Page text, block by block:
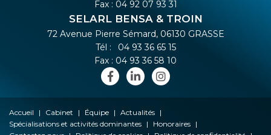
Fax : 04 92 07 93 31
SELARL BENSA & TROIN
72 Avenue Pierre Sémard, 06130 GRASSE
Tél :
04 93 36 65 15
Fax : 04 93 36 58 10
Accueil Cabinet Équipe
Actualités
Spécialisations et activités dominantes
Honoraires